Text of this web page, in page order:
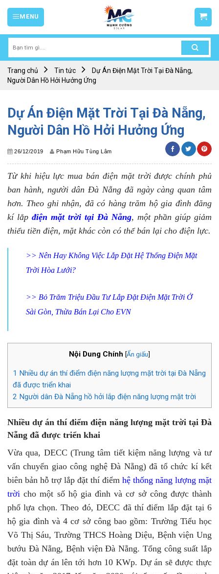
Skip
kiếm:
MENU
Trang chủ Tin tức
Dự Án Điện Mặt Trời Tại Đà Nẵng,
Người Dân Hồ Hởi Hưởng Ứng
Dự Án Điện Mặt Trời Tại Đà Nẵng,
Người Dân Hồ Hởi Hưởng Ứng
26/12/2019 Phạm Hữu Tùng Lâm
Từ khi hiệu lực mua bán điện mặt trời được chính phủ
ban hành, người dân Đà Nẵng đã ngày càng quan tâm
hơn. Theo ghi nhận, đã có hàng trăm hộ gia đình đăng
kí lắp điện mặt trời tại Đà Nẵng, một phần giúp giảm
thiểu tiền điện, mặt khác còn có thể bán lại cho điện lực.
>> Nên Hay Không Việc Lắp Đặt Hệ Thống Điện Mặt
Trời Hòa Lưới?
>> Bỏ Trăm Triệu Đầu Tư Lắp Đặt Điện Mặt Trời Ở
Sài Gòn, Thừa Bán Lại Cho EVN
Nội Dung Chính [Ẩn giấu]
1 Nhiều dự án thí điểm điện năng lượng mặt trời tại Đà Nẵng
đã được triển khai
2 Người dân Đà Nẵng hồ hởi lắp điện năng lượng mặt trời
Nhiều dự án thí điểm điện năng lượng mặt trời tại Đà
Nẵng đã được triển khai
Vừa qua, DECC (Trung tâm tiết kiệm năng lượng và tư
vấn chuyển giao công nghệ Đà Nẵng) đã tổ chức kí kết
biên bản hỗ trợ lắp đặt thí điểm hệ thống năng lượng mặt
trời cho một số hộ gia đình và cơ sở công được thành
phố lựa chọn. Theo đó, DECC đã thí điểm lắp đặt tại 6
hộ gia đình và 4 cơ sở công bao gồm: Trường Tiểu học
Võ Thị Sáu, Trường THCS Hoàng Diệu, Bệnh viện Ung
bướu Đà Nẵng, Bệnh viện Đà Nẵng. Tổng công suất lắp
đặt toàn dự án lên tới hơn 10 KWp. Dự án sẽ được thực